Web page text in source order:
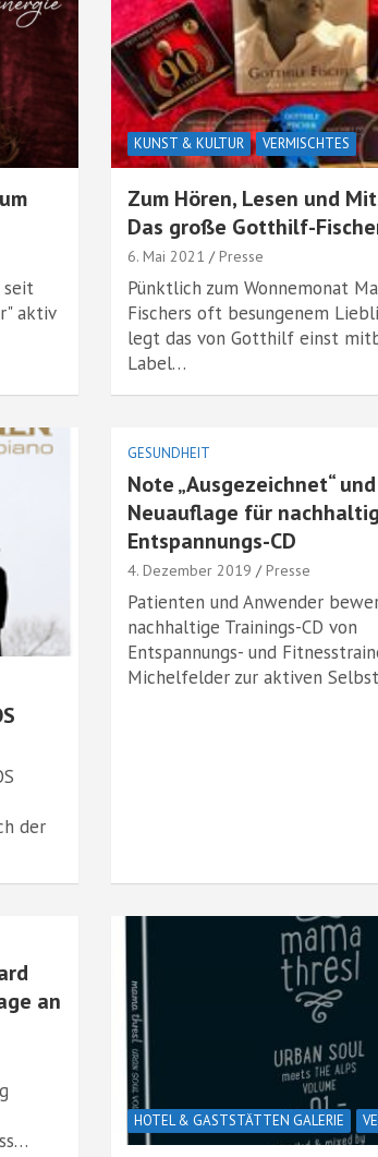
seit
aktiv
KUNST & KULTUR VERMISCHTES
Zum Hören, Lesen und
Das große Gotthilf-
6. Mai 2021 Presse
Pünktlich zum Wonnemonat
Fischers oft besungenem
legt das von Gotthilf einst
Label…
der
GESUNDHEIT
Note „Ausgezeichnet“ und
Neuauflage für
Entspannungs-CD
4. Dezember 2019 Presse
Patienten und Anwender
nachhaltige Trainings-CD von
Entspannungs- und
Michelfelder zur aktiven
an
HOTEL & GASTSTÄTTEN GALERIE